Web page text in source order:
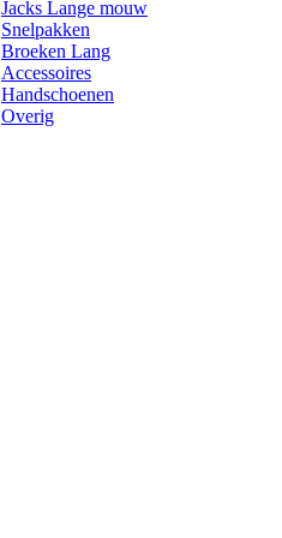
Jacks Lange mouw
Snelpakken
Broeken Lang
Accessoires
Handschoenen
Overig